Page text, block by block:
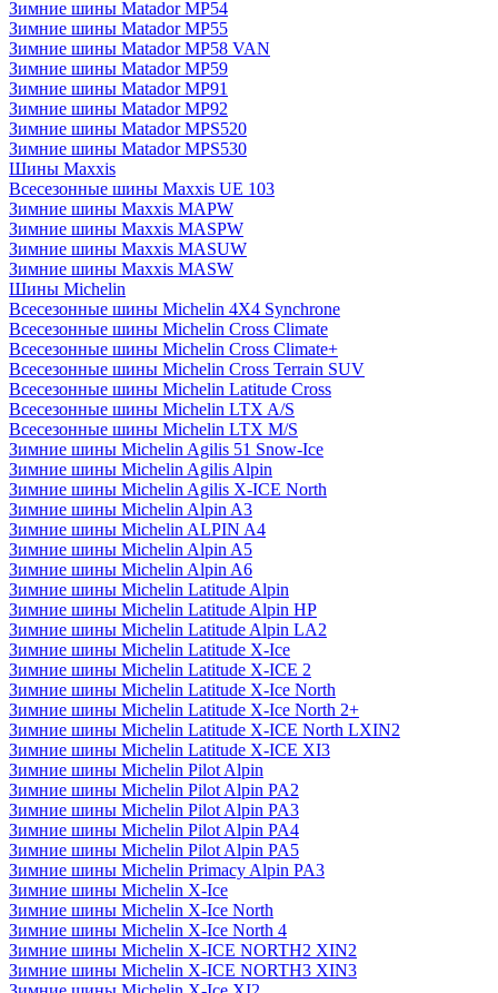
Зимние шины Matador MP54
Зимние шины Matador MP55
Зимние шины Matador MP58 VAN
Зимние шины Matador MP59
Зимние шины Matador MP91
Зимние шины Matador MP92
Зимние шины Matador MPS520
Зимние шины Matador MPS530
Шины Maxxis
Всесезонные шины Maxxis UE 103
Зимние шины Maxxis MAPW
Зимние шины Maxxis MASPW
Зимние шины Maxxis MASUW
Зимние шины Maxxis MASW
Шины Michelin
Всесезонные шины Michelin 4X4 Synchrone
Всесезонные шины Michelin Cross Climate
Всесезонные шины Michelin Cross Climate+
Всесезонные шины Michelin Cross Terrain SUV
Всесезонные шины Michelin Latitude Cross
Всесезонные шины Michelin LTX A/S
Всесезонные шины Michelin LTX M/S
Зимние шины Michelin Agilis 51 Snow-Ice
Зимние шины Michelin Agilis Alpin
Зимние шины Michelin Agilis X-ICE North
Зимние шины Michelin Alpin A3
Зимние шины Michelin ALPIN A4
Зимние шины Michelin Alpin A5
Зимние шины Michelin Alpin A6
Зимние шины Michelin Latitude Alpin
Зимние шины Michelin Latitude Alpin HP
Зимние шины Michelin Latitude Alpin LA2
Зимние шины Michelin Latitude X-Ice
Зимние шины Michelin Latitude X-ICE 2
Зимние шины Michelin Latitude X-Ice North
Зимние шины Michelin Latitude X-Ice North 2+
Зимние шины Michelin Latitude X-ICE North LXIN2
Зимние шины Michelin Latitude X-ICE XI3
Зимние шины Michelin Pilot Alpin
Зимние шины Michelin Pilot Alpin PA2
Зимние шины Michelin Pilot Alpin PA3
Зимние шины Michelin Pilot Alpin PA4
Зимние шины Michelin Pilot Alpin PA5
Зимние шины Michelin Primacy Alpin PA3
Зимние шины Michelin X-Ice
Зимние шины Michelin X-Ice North
Зимние шины Michelin X-Ice North 4
Зимние шины Michelin X-ICE NORTH2 XIN2
Зимние шины Michelin X-ICE NORTH3 XIN3